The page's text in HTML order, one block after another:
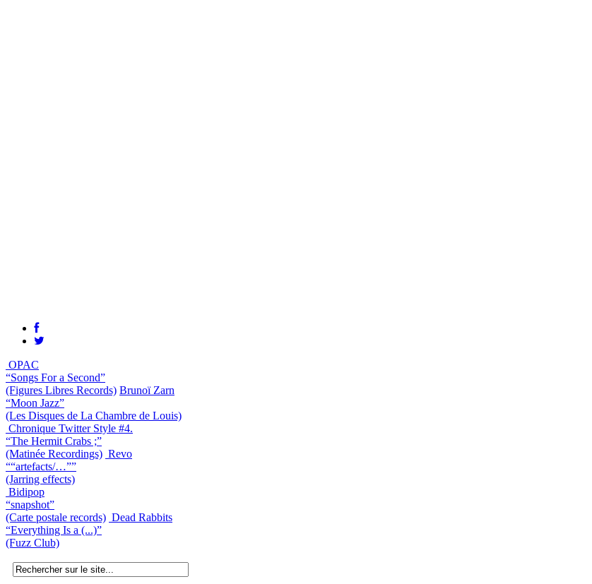
OPAC
“Songs For a Second”
(Figures Libres Records) Brunoï Zarn
“Moon Jazz”
(Les Disques de La Chambre de Louis)
Chronique Twitter Style #4.
“The Hermit Crabs ;”
(Matinée Recordings) Revo
““artefacts/…””
(Jarring effects)
Bidipop
“snapshot”
(Carte postale records) Dead Rabbits
“Everything Is a (...)”
(Fuzz Club)